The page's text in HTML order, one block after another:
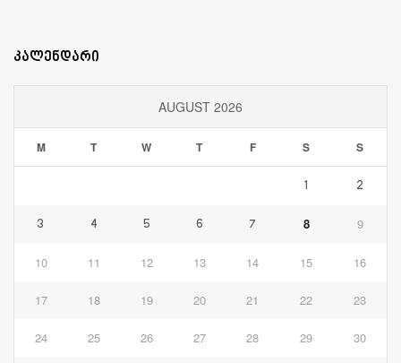
კალენდარი
AUGUST 2026
M T W T F S S
1 2
3 4 5 6 7 8 9
10 11 12 13 14 15 16
17 18 19 20 21 22 23
24 25 26 27 28 29 30